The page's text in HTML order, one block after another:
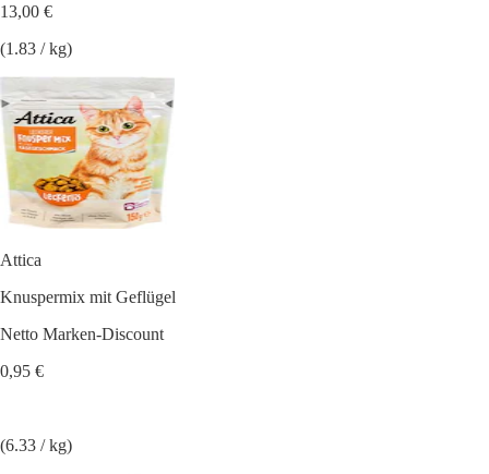
13,00 €
(1.83 / kg)
Attica
Knuspermix mit Geflügel
Netto Marken-Discount
0,95 €
(6.33 / kg)